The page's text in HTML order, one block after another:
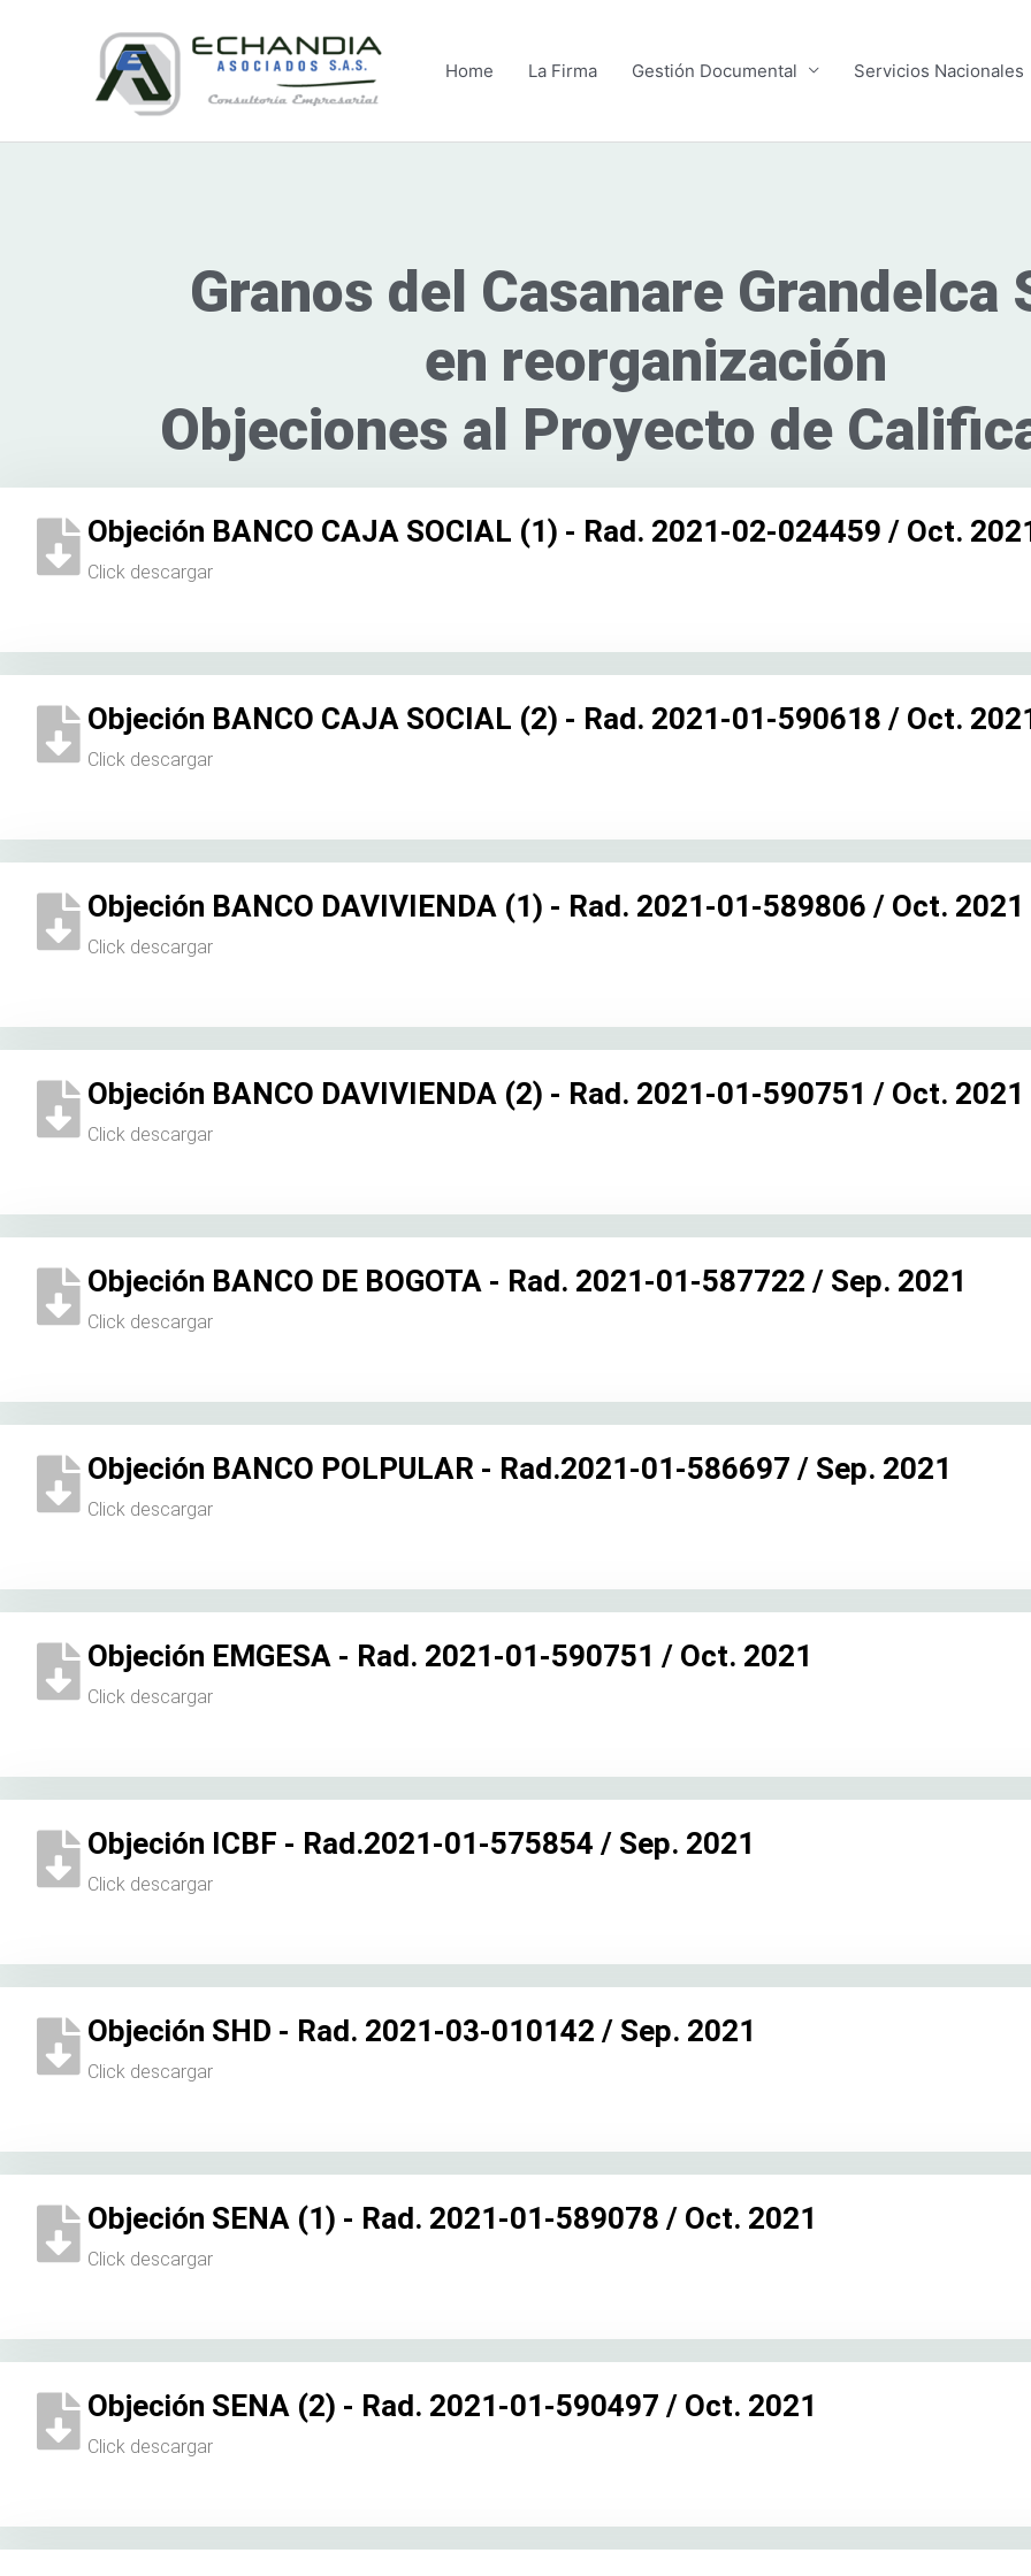
Home La Firma Gestión Documental Servicios Nacionales
Granos del Casanare Grandelca
en reorganización
Objeciones al Proyecto de
Objeción BANCO CAJA SOCIAL (1) - Rad. 2021-02-024459 / Oct.
Click descargar
Objeción BANCO CAJA SOCIAL (2) - Rad. 2021-01-590618 / Oct.
Click descargar
Objeción BANCO DAVIVIENDA (1) - Rad. 2021-01-589806 / Oct. 2021
Click descargar
Objeción BANCO DAVIVIENDA (2) - Rad. 2021-01-590751 / Oct. 2021
Click descargar
Objeción BANCO DE BOGOTA - Rad. 2021-01-587722 / Sep. 2021
Click descargar
Objeción BANCO POLPULAR - Rad.2021-01-586697 / Sep. 2021
Click descargar
Objeción EMGESA - Rad. 2021-01-590751 / Oct. 2021
Click descargar
Objeción ICBF - Rad.2021-01-575854 / Sep. 2021
Click descargar
Objeción SHD - Rad. 2021-03-010142 / Sep. 2021
Click descargar
Objeción SENA (1) - Rad. 2021-01-589078 / Oct. 2021
Click descargar
Objeción SENA (2) - Rad. 2021-01-590497 / Oct. 2021
Click descargar